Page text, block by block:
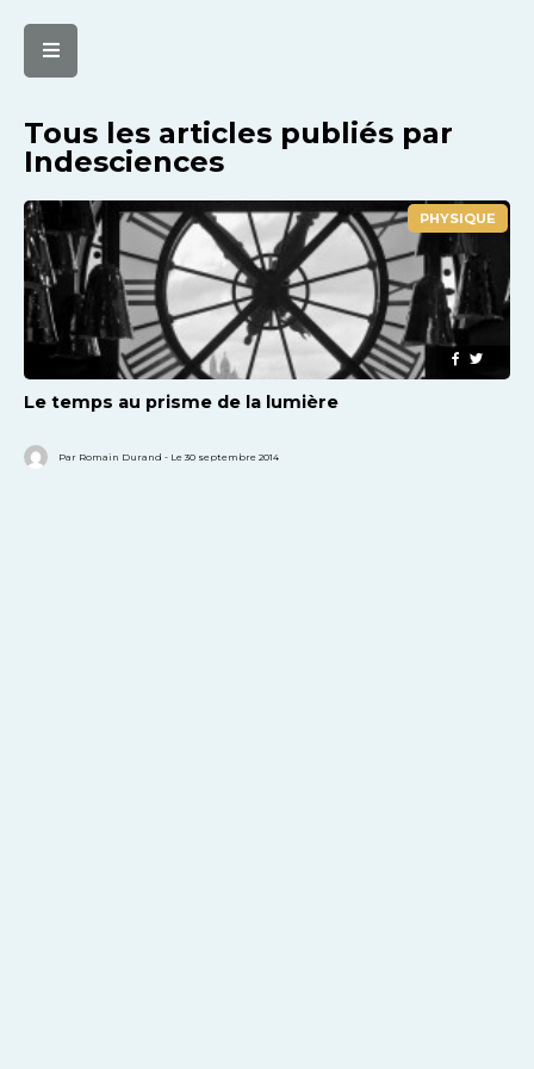
Tous les articles publiés par
Indesciences
PHYSIQUE
Le temps au prisme de la lumière
Par Romain Durand - Le 30 septembre 2014